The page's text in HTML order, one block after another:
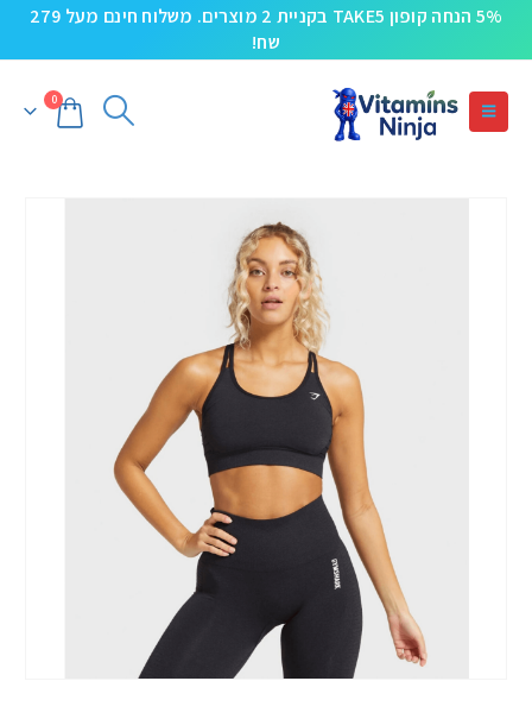
5% הנחה קופון TAKE5 בקניית 2 מוצרים. משלוח חינם מעל 279
שח!
0